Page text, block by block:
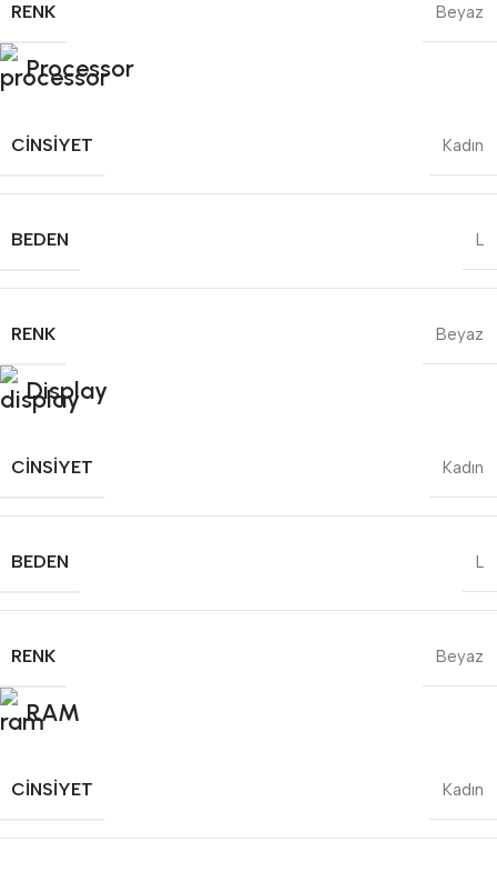
RENK Beyaz
Processor
CINSIYET Kadın
BEDEN L
RENK Beyaz
Display
CINSIYET Kadın
BEDEN L
RENK Beyaz
RAM
CINSIYET Kadın